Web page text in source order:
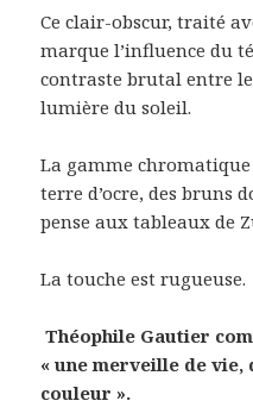
Ce clair-obscur, traité
marque l’influence du
contraste brutal entre
lumière du soleil.
La gamme
terre d’ocre, des bruns
pense aux tableaux de
La touche est rugueuse.
Théophile Gautier
« une merveille de vie,
couleur ».